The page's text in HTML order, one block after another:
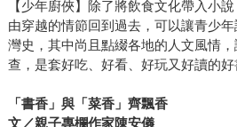
【少年廚俠】除了將飲食文化帶入小
由穿越的情節回到過去，可以讓青少
灣史，其中尚且點綴各地的人文風情
查，是套好吃、好看、好玩又好讀的好
「書香」與「菜香」齊飄香
文／親子專欄作家陳安儀